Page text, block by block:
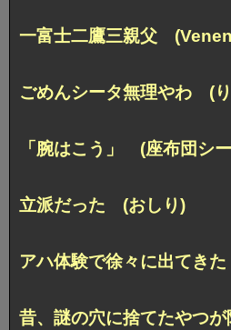
一富士二鷹三親父
ごめんシータ無理やわ (
「腕はこう」 (座布団シ
立派だった (おしり)
アハ体験で徐々に出てき
昔、謎の穴に捨てたやつ